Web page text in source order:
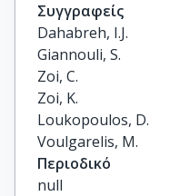
Συγγραφείς
Dahabreh, I.J.
Giannouli, S.
Zoi, C.
Zoi, K.
Loukopoulos, D.
Voulgarelis, M.
Περιοδικό
null